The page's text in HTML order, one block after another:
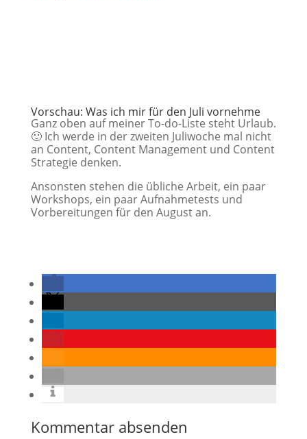
Vorschau: Was ich mir für den Juli vornehme
Ganz oben auf meiner To-do-Liste steht Urlaub.
🙂 Ich werde in der zweiten Juliwoche mal nicht
an Content, Content Management und Content
Strategie denken.
Ansonsten stehen die übliche Arbeit, ein paar
Workshops, ein paar Aufnahmetests und
Vorbereitungen für den August an.
Kommentar absenden